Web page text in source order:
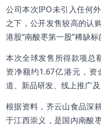
公司本次IPO未引入任何
之下，公开发售较高的认
港股“南酸枣第一股”稀缺标
本次全球发售所得款项总
资净额约1.67亿港元，
道、新品研发、线上推广及
根据资料，齐云山食品深
于江西崇义，是国内南酸